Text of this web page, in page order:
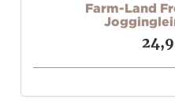
Farm-Land